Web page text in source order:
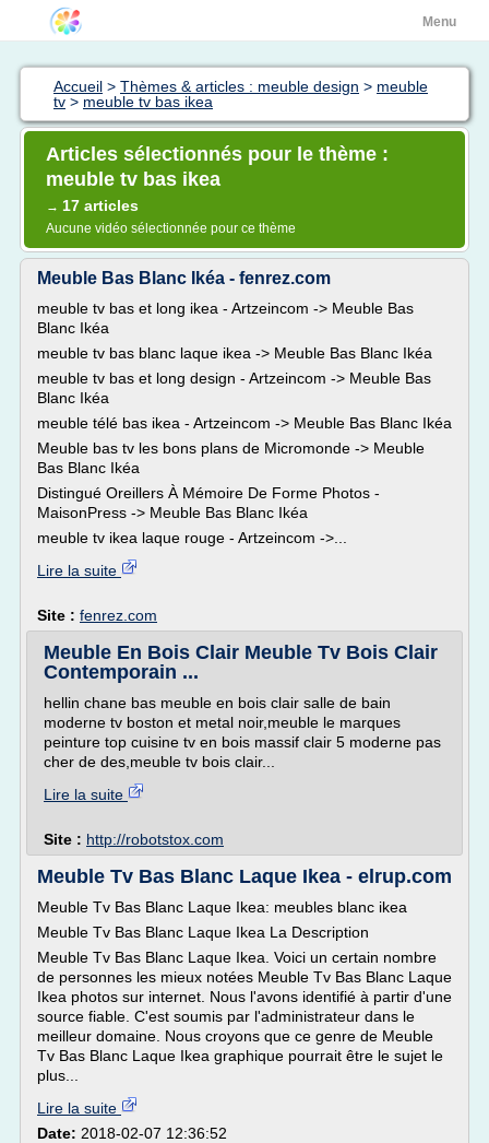
Menu
Accueil > Thèmes & articles : meuble design > meuble
tv > meuble tv bas ikea
Articles sélectionnés pour le thème :
meuble tv bas ikea
→ 17 articles
Aucune vidéo sélectionnée pour ce thème
Meuble Bas Blanc Ikéa - fenrez.com
meuble tv bas et long ikea - Artzeincom -> Meuble Bas
Blanc Ikéa
meuble tv bas blanc laque ikea -> Meuble Bas Blanc Ikéa
meuble tv bas et long design - Artzeincom -> Meuble Bas
Blanc Ikéa
meuble télé bas ikea - Artzeincom -> Meuble Bas Blanc Ikéa
Meuble bas tv les bons plans de Micromonde -> Meuble
Bas Blanc Ikéa
Distingué Oreillers À Mémoire De Forme Photos -
MaisonPress -> Meuble Bas Blanc Ikéa
meuble tv ikea laque rouge - Artzeincom ->...
Lire la suite
Site : fenrez.com
Meuble En Bois Clair Meuble Tv Bois Clair
Contemporain ...
hellin chane bas meuble en bois clair salle de bain
moderne tv boston et metal noir,meuble le marques
peinture top cuisine tv en bois massif clair 5 moderne pas
cher de des,meuble tv bois clair...
Lire la suite
Site : http://robotstox.com
Meuble Tv Bas Blanc Laque Ikea - elrup.com
Meuble Tv Bas Blanc Laque Ikea: meubles blanc ikea
Meuble Tv Bas Blanc Laque Ikea La Description
Meuble Tv Bas Blanc Laque Ikea. Voici un certain nombre
de personnes les mieux notées Meuble Tv Bas Blanc Laque
Ikea photos sur internet. Nous l'avons identifié à partir d'une
source fiable. C'est soumis par l'administrateur dans le
meilleur domaine. Nous croyons que ce genre de Meuble
Tv Bas Blanc Laque Ikea graphique pourrait être le sujet le
plus...
Lire la suite
Date: 2018-02-07 12:36:52